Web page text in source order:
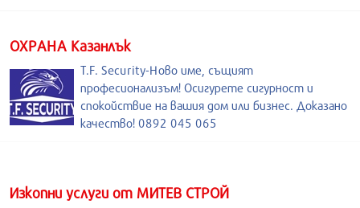
ОХРАНА Казанлък
T.F. Security-Ново име, същият
професионализъм! Осигурете сигурност и
спокойствие на вашия дом или бизнес. Доказано
качество! 0892 045 065
Изкопни услуги от МИТЕВ СТРОЙ